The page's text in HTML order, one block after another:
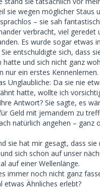
sie wegen möglicher Staus
– sie sah
verbracht, viel geredet
Es wurde sogar etwas
entschuldigte sich, dass
hatte und sich nicht ganz
nur ein erstes Kennenlernen.
Unglaubliche: Da sie nie
hatte, wollte ich
Antwort? Sie sagte, es
Geld mit jemandem zu
natürlich angehen – ganz
sie hat mir gesagt, dass
sich schon auf unser
auf einer Wellenlänge.
immer noch nicht ganz
etwas Ähnliches erlebt?